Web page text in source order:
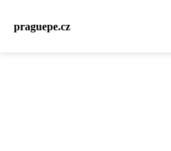
praguepe.cz